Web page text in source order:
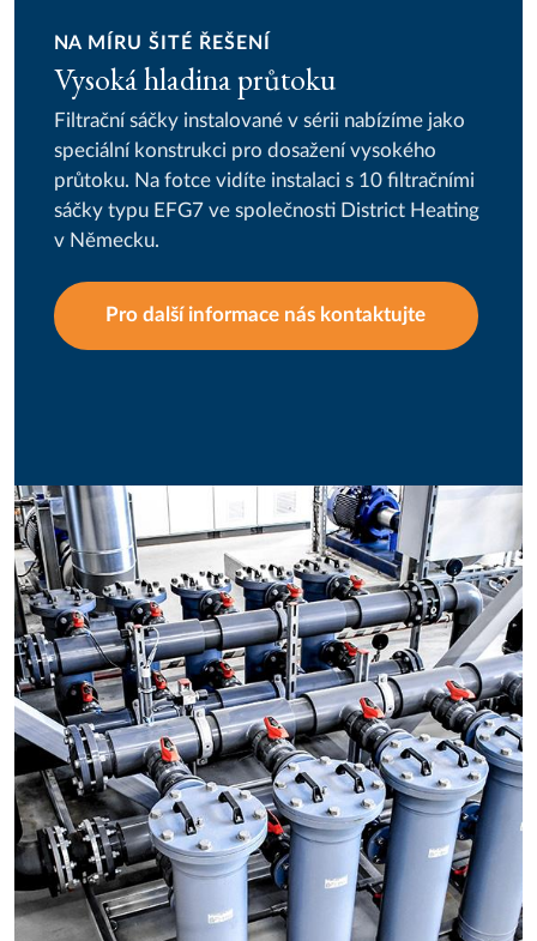
NA MÍRU ŠITÉ ŘEŠENÍ
Vysoká hladina průtoku
Filtrační sáčky instalované v sérii nabízíme jako
speciální konstrukci pro dosažení vysokého
průtoku. Na fotce vidíte instalaci s 10 filtračními
sáčky typu EFG7 ve společnosti District Heating
v Německu.
Pro další informace nás kontaktujte